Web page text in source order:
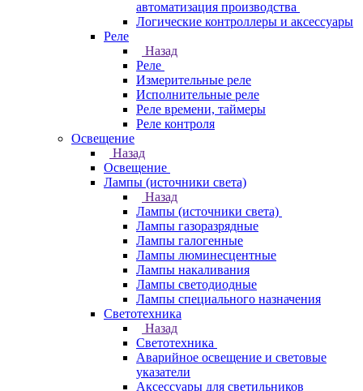
автоматизация производства
Логические контроллеры и аксессуары
Реле
Назад
Реле
Измерительные реле
Исполнительные реле
Реле времени, таймеры
Реле контроля
Освещение
Назад
Освещение
Лампы (источники света)
Назад
Лампы (источники света)
Лампы газоразрядные
Лампы галогенные
Лампы люминесцентные
Лампы накаливания
Лампы светодиодные
Лампы специального назначения
Светотехника
Назад
Светотехника
Аварийное освещение и световые
указатели
Аксессуары для светильников